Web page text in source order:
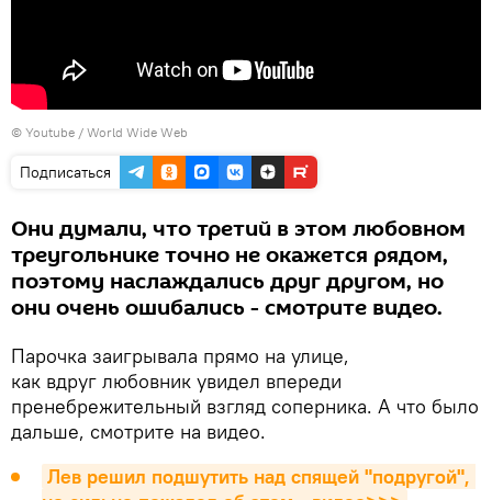
© Youtube / World Wide Wеb
Подписаться
Они думали, что третий в этом любовном
треугольнике точно не окажется рядом,
поэтому наслаждались друг другом, но
они очень ошибались - смотрите видео.
Парочка заигрывала прямо на улице,
как вдруг любовник увидел впереди
пренебрежительный взгляд соперника. А что было
дальше, смотрите на видео.
Лев решил подшутить над спящей "подругой",